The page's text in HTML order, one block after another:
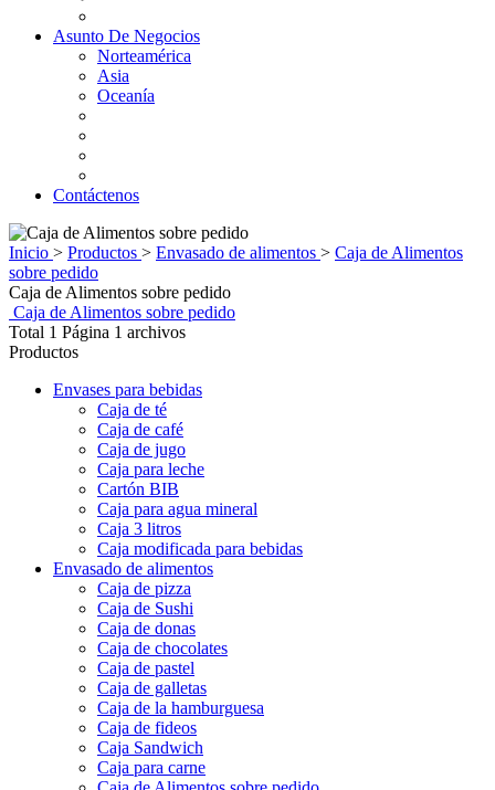
Asunto De Negocios
Norteamérica
Asia
Oceanía
Contáctenos
Inicio > Productos > Envasado de alimentos > Caja de Alimentos
sobre pedido
Caja de Alimentos sobre pedido
Caja de Alimentos sobre pedido
Total 1 Página 1 archivos
Productos
Envases para bebidas
Caja de té
Caja de café
Caja de jugo
Caja para leche
Cartón BIB
Caja para agua mineral
Caja 3 litros
Caja modificada para bebidas
Envasado de alimentos
Caja de pizza
Caja de Sushi
Caja de donas
Caja de chocolates
Caja de pastel
Caja de galletas
Caja de la hamburguesa
Caja de fideos
Caja Sandwich
Caja para carne